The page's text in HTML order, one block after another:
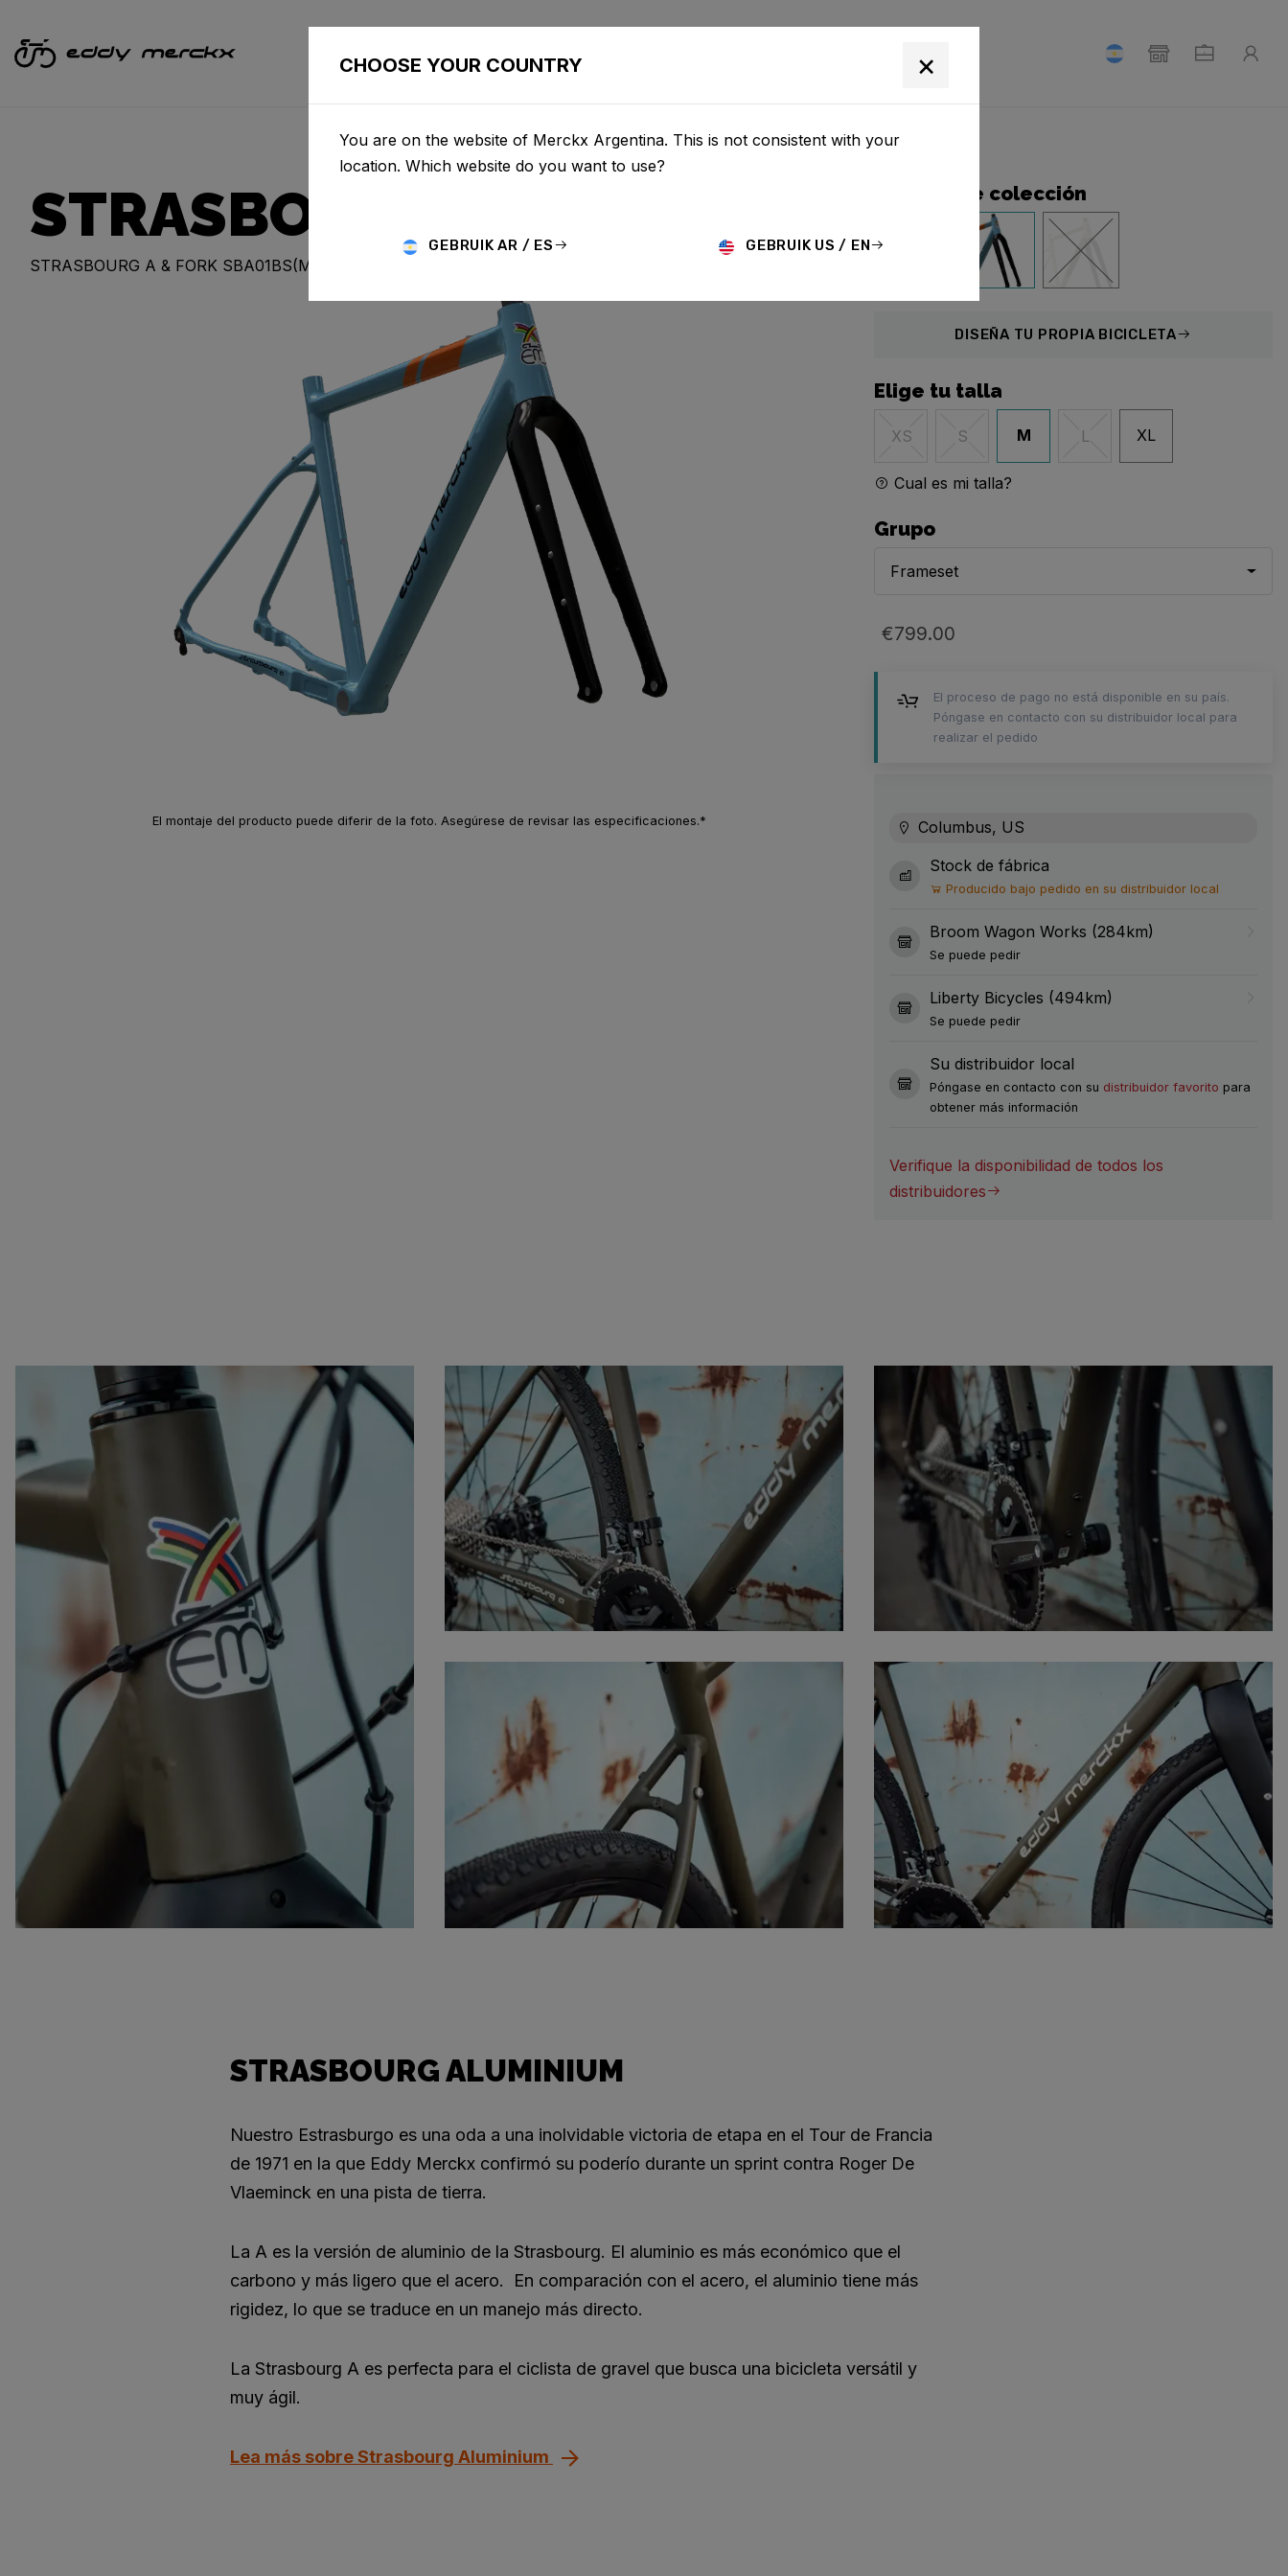
STRASBOURG ALUMINIUM
STRASBOURG A & FORK SBA01BS(M)
El montaje del producto puede diferir de la foto. Asegúrese de revisar las especificaciones.*
Diseños de colección
DISEÑA TU PROPIA BICICLETA
Elige tu talla
XS S M L XL
Cual es mi talla?
Grupo
Frameset
€799.00
El proceso de pago no está disponible en su país.
Póngase en contacto con su distribuidor local para
realizar el pedido
Columbus, US
Stock de fábrica
Producido bajo pedido en su distribuidor local
Broom Wagon Works (284km)
Se puede pedir
Liberty Bicycles (494km)
Se puede pedir
Su distribuidor local
Póngase en contacto con su distribuidor favorito para
obtener más información
Verifique la disponibilidad de todos los
distribuidores
STRASBOURG ALUMINIUM
Nuestro Estrasburgo es una oda a una inolvidable victoria de etapa en el Tour de Francia
de 1971 en la que Eddy Merckx confirmó su poderío durante un sprint contra Roger De
Vlaeminck en una pista de tierra.
La A es la versión de aluminio de la Strasbourg. El aluminio es más económico que el
carbono y más ligero que el acero. En comparación con el acero, el aluminio tiene más
rigidez, lo que se traduce en un manejo más directo.
La Strasbourg A es perfecta para el ciclista de gravel que busca una bicicleta versátil y
muy ágil.
Lea más sobre Strasbourg Aluminium
CHOOSE YOUR COUNTRY ×
You are on the website of Merckx Argentina. This is not consistent with your
location. Which website do you want to use?
GEBRUIK AR / ES GEBRUIK US / EN